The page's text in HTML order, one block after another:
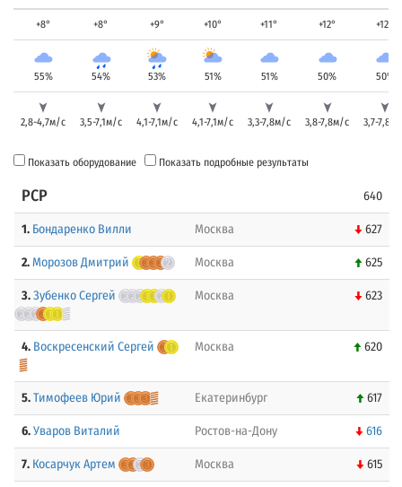
+8° +8° +9° +10° +11° +12° +12°
55% 54% 53% 51% 51% 50% 50%
2,8-4,7м/с 3,5-7,1м/с 4,1-7,1м/с 4,1-7,1м/с 3,3-7,8м/с 3,8-7,8м/с 3,7-
Показать оборудование Показать подробные результаты
PCP 640
1. Бондаренко Вилли Москва 627
2.Морозов Дмитрий Москва 625
3.Зубенко Сергей Москва 623
4. Воскресенский Сергей Москва 620
5.Тимофеев Юрий Екатеринбург 617
6.Уваров Виталий Ростов-на-Дону 616
7. Косарчук Артем Москва 615